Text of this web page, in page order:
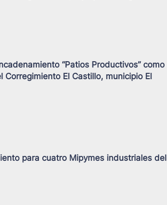
“Patios Productivos” como
El Castillo, municipio El
para cuatro Mipymes industriales del